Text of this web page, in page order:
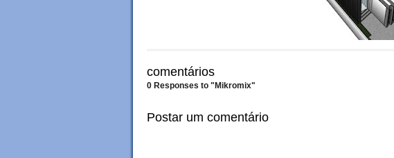
comentários
0 Responses to "Mikromix"
Postar um comentário